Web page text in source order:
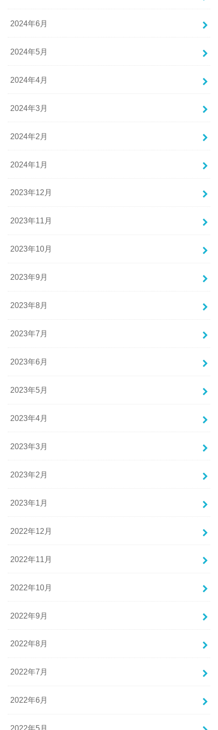
2024年6月
2024年5月
2024年4月
2024年3月
2024年2月
2024年1月
2023年12月
2023年11月
2023年10月
2023年9月
2023年8月
2023年7月
2023年6月
2023年5月
2023年4月
2023年3月
2023年2月
2023年1月
2022年12月
2022年11月
2022年10月
2022年9月
2022年8月
2022年7月
2022年6月
2022年5月